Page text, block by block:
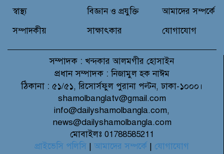
স্বাস্থ্য
সম্পাদকীয়
বিজ্ঞান ও প্রযুক্তি
সাক্ষাৎকার
আমাদের সম্পর্কে
যোগাযোগ
সম্পাদক : খন্দকার আলমগীর হোসাইন
প্রধান সম্পাদক : নিজামুল হক নাঈম
ঠিকানা : ৫১/৫১, রিসোর্সফুল পুরানা পল্টন, ঢাকা-১০০০।
shamolbanglatv@gmail.com
info@dailyshamolbangla.com,
news@dailyshamolbangla.com
মোবাইলঃ 01788585211
প্রাইভেসি পলিসি | আমাদের সম্পর্কে | যোগাযোগ